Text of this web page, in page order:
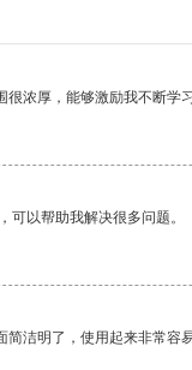
很浓厚，能够激励我不断学
可以帮助我解决很多问题。
简洁明了，使用起来非常容